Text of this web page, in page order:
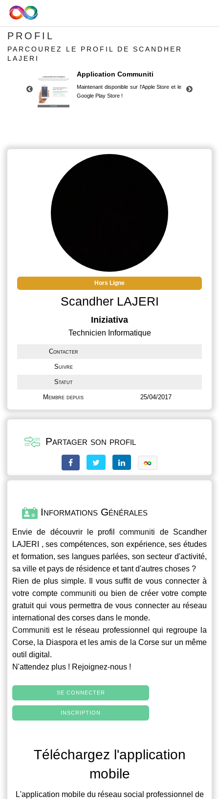
PROFIL
PARCOUREZ LE PROFIL DE SCANDHER
LAJERI
Application Communiti
Maintenant disponible sur l'Apple Store et le
Google Play Store !
Google Play Store !
Hors Ligne
Scandher LAJERI
Iniziativa
Technicien Informatique
Contacter
Suivre
Statut
Membre depuis 25/04/2017
Partager son profil
Informations Générales
Envie de découvrir le profilcommuniti de Scandher
LAJERI , ses compétences, son expérience, ses études
et formation, ses langues parlées, son secteur d'activité,
sa ville et pays de résidence et tant d'autres choses ?
Rien de plus simple. Il vous suffit de vous connecter à
votre compte communiti ou bien de créer votre compte
gratuit qui vous permettra de vous connecter au réseau
international des corses dans le monde.
Communiti est le réseau professionnel qui regroupe la
Corse, la Diaspora et les amis de la Corse sur un même
outil digital.
N'attendez plus ! Rejoignez-nous !
SE CONNECTER
INSCRIPTION
Téléchargez l'application
mobile
L'application mobile du réseau social professionnel de